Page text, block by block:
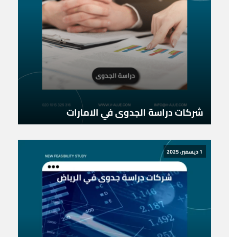
شركات دراسة الجدوى في الامارات
1 ديسمبر، 2025